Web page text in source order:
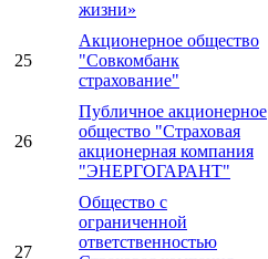
жизни»
25
Акционерное общество
"Совкомбанк
страхование"
26
Публичное акционерное
общество "Страховая
акционерная компания
"ЭНЕРГОГАРАНТ"
27
Общество с
ограниченной
ответственностью